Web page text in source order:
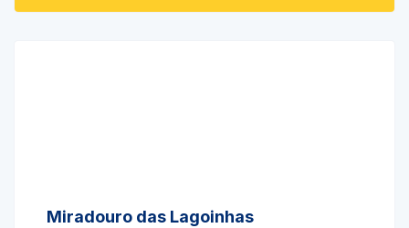
Miradouro das Lagoinhas